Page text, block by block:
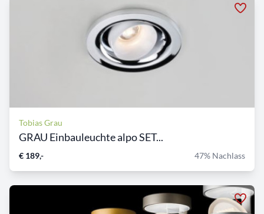
Tobias Grau
GRAU Einbauleuchte alpo SET...
€ 189,- 47% Nachlass